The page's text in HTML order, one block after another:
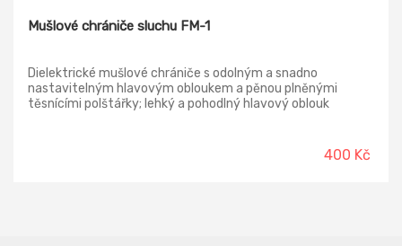
Mušlové chrániče sluchu FM-1
Dielektrické mušlové chrániče s odolným a snadno
nastavitelným hlavovým obloukem a pěnou plněnými
těsnícími polštářky; lehký a pohodlný hlavový oblouk
400 Kč